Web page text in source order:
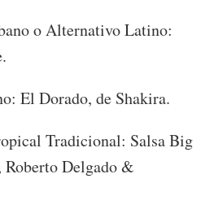
o Alternativo Latino:
El Dorado, de Shakira.
Tradicional: Salsa Big
Roberto Delgado &